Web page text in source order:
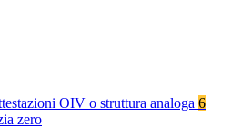
OIV o struttura analoga 6
zero